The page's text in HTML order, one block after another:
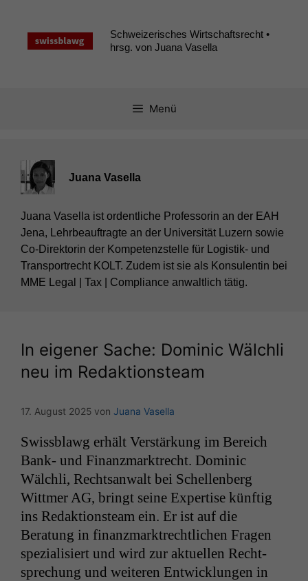
springen
Schweizerisches Wirtschaftsrecht •
hrsg. von Juana Vasella
Menü
Juana Vasella
Juana Vasella ist ordentliche Professorin an der EAH
Jena, Lehrbeauftragte an der Universität Luzern sowie
Co-Direktorin der Kompetenzstelle für Logistik- und
Transportrecht KOLT. Zudem ist sie als Konsulentin bei
MME Legal | Tax | Compliance anwaltlich tätig.
In eigener Sache: Dominic Wälchli
neu im Redaktionsteam
17. August 2025 von Juana Vasella
Swiss­blawg erhält Ver­stärkung im Bere­ich
Bank- und Finanz­mark­trecht. Dominic
Wälch­li, Recht­san­walt bei Schel­len­berg
Wittmer AG, bringt seine Exper­tise kün­ftig
ins Redak­tion­steam ein. Er ist auf die
Beratung in finanz­mark­trechtlichen Fra­gen
spezial­isiert und wird zur aktuellen Recht­
sprechung und weit­eren Entwick­lun­gen in